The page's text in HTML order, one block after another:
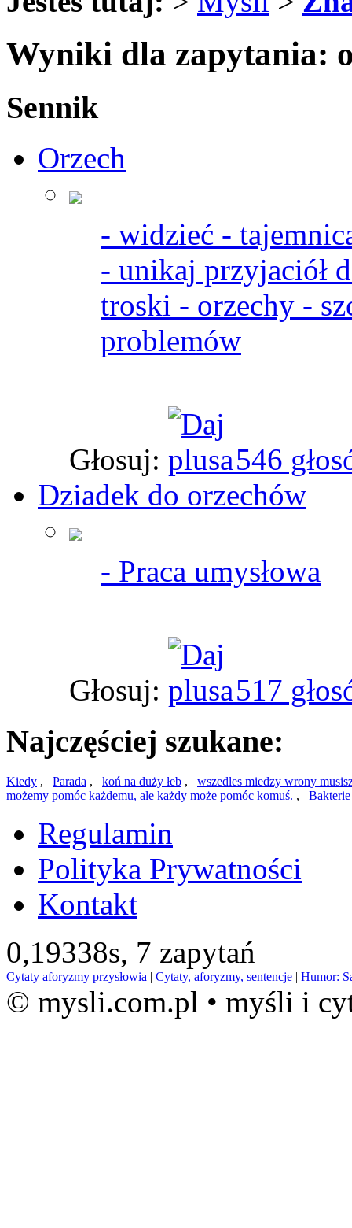
Wyniki dla zapytania:
Sennik
Orzech
- widzieć -
- unikaj przyjaciół
troski - orzechy -
problemów
Głosuj:
546
Dziadek do orzechów
- Praca umysłowa
Głosuj: 517
Najczęściej szukane:
Kiedy , Parada , koń na duży łeb , wszedles miedzy wrony
możemy pomóc każdemu, ale każdy może pomóc komuś. ,
Regulamin
Polityka Prywatności
Kontakt
0,19338s, 7 zapytań
Cytaty aforyzmy przysłowia | Cytaty, aforyzmy, sentencje | Humor:
© mysli.com.pl • myśli i